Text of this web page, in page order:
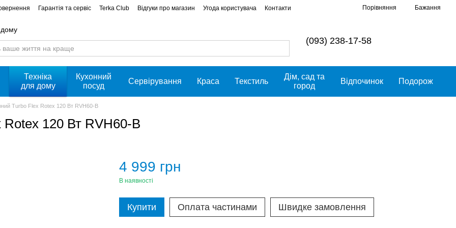
Гарантія та сервіс Terka Club Відгуки про магазин Угода користувача
Контакти
Порівняння Бажання
(093) 238-17-58
Техніка
для дому
Кухонний
посуд
Сервірування Краса Текстиль
Дім, сад та
город
Відпочинок Подорож
Turbo Flex Rotex 120 Вт RVH60-B
120 Вт RVH60-B
4 999 грн
В наявності
Купити Оплата частинами Швидке замовлення